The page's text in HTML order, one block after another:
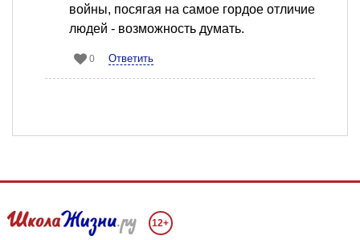
войны, посягая на самое гордое отличие
людей - возможность думать.
0 Ответить
12+